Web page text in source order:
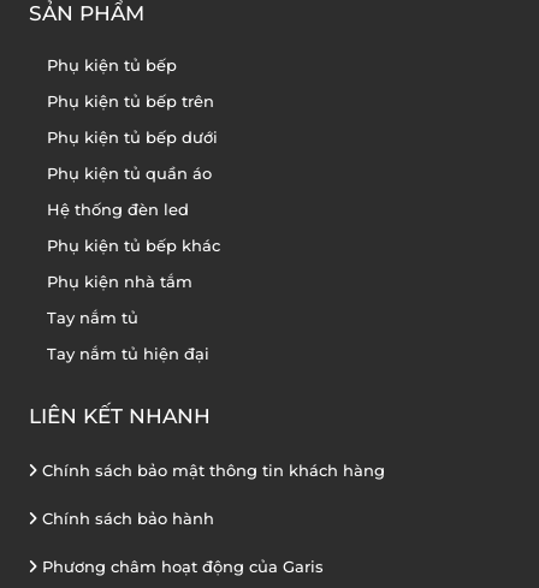
SẢN PHẨM
Phụ kiện tủ bếp
Phụ kiện tủ bếp trên
Phụ kiện tủ bếp dưới
Phụ kiện tủ quần áo
Hệ thống đèn led
Phụ kiện tủ bếp khác
Phụ kiện nhà tắm
Tay nắm tủ
Tay nắm tủ hiện đại
LIÊN KẾT NHANH
Chính sách bảo mật thông tin khách hàng
Chính sách bảo hành
Phương châm hoạt động của Garis